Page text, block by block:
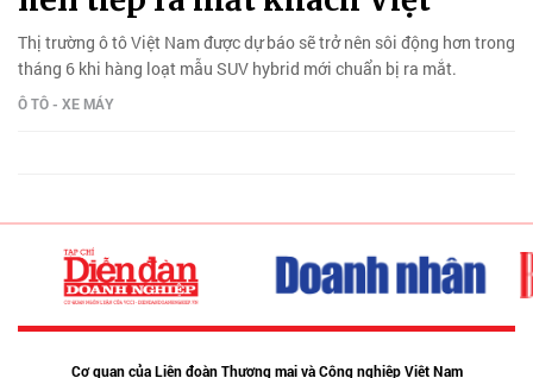
Thị trường ô tô Việt Nam được dự báo sẽ trở nên sôi động hơn trong
tháng 6 khi hàng loạt mẫu SUV hybrid mới chuẩn bị ra mắt.
Ô TÔ - XE MÁY
Cơ quan của Liên đoàn Thương mại và Công nghiệp Việt Nam